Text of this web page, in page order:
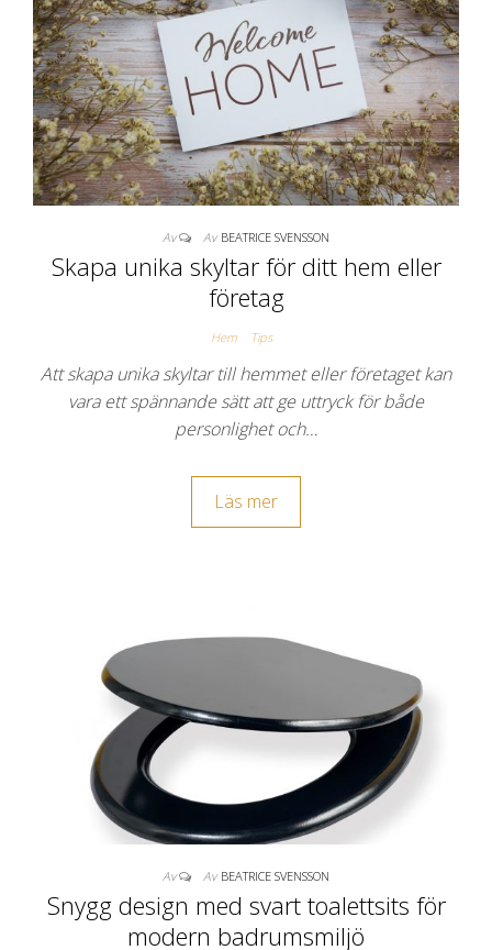
Av Av BEATRICE SVENSSON
Skapa unika skyltar för ditt hem eller
företag
Hem Tips
Att skapa unika skyltar till hemmet eller företaget kan
vara ett spännande sätt att ge uttryck för både
personlighet och…
Läs mer
Av Av BEATRICE SVENSSON
Snygg design med svart toalettsits för
modern badrumsmiljö